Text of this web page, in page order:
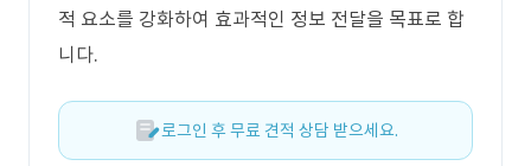
적 요소를 강화하여 효과적인 정보 전달을 목표로 합
니다.
로그인 후 무료 견적 상담 받으세요.